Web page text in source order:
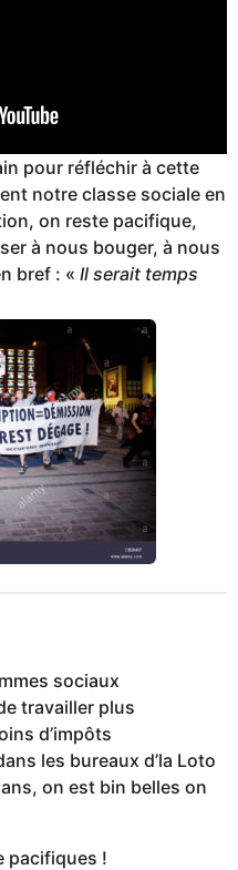
pour réfléchir à cette
notre classe sociale en
on reste pacifique,
à nous bouger, à nous
bref : « Il serait temps
sociaux
travailler plus
d’impôts
les bureaux d’la Loto
on est bin belles on
pacifiques !